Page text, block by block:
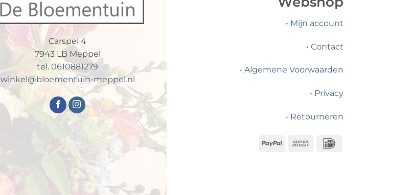
Carspel 4
7943 LB Meppel
tel. 0610881279
winkel@bloementuin-meppel.nl
• Mijn account
• Contact
• Algemene Voorwaarden
• Privacy
• Retourneren
PayPal
Cash